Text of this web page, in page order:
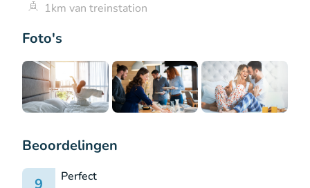
Foto's
Beoordelingen
9
Perfect
1km van treinstation